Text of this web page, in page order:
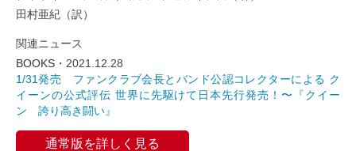
田村亜紀（訳）
関連ニュース
BOOKS・ 2021.12.28
1/31発売 ファンクラブ会長とバンド公認コレクターによる ク
イーンの公式評伝 世界に先駆けて日本先行発売！〜『クイー
ン 誇り高き闘い』
通常版を詳しく見る